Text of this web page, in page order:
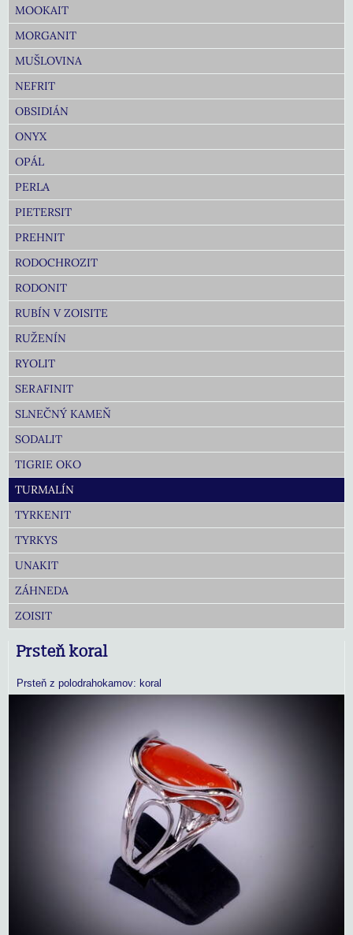
MOOKAIT
MORGANIT
MUŠLOVINA
NEFRIT
OBSIDIÁN
ONYX
OPÁL
PERLA
PIETERSIT
PREHNIT
RODOCHROZIT
RODONIT
RUBÍN V ZOISITE
RUŽENÍN
RYOLIT
SERAFINIT
SLNEČNÝ KAMEŇ
SODALIT
TIGRIE OKO
TURMALÍN
TYRKENIT
TYRKYS
UNAKIT
ZÁHNEDA
ZOISIT
Prsteň koral
Prsteň z polodrahokamov: koral